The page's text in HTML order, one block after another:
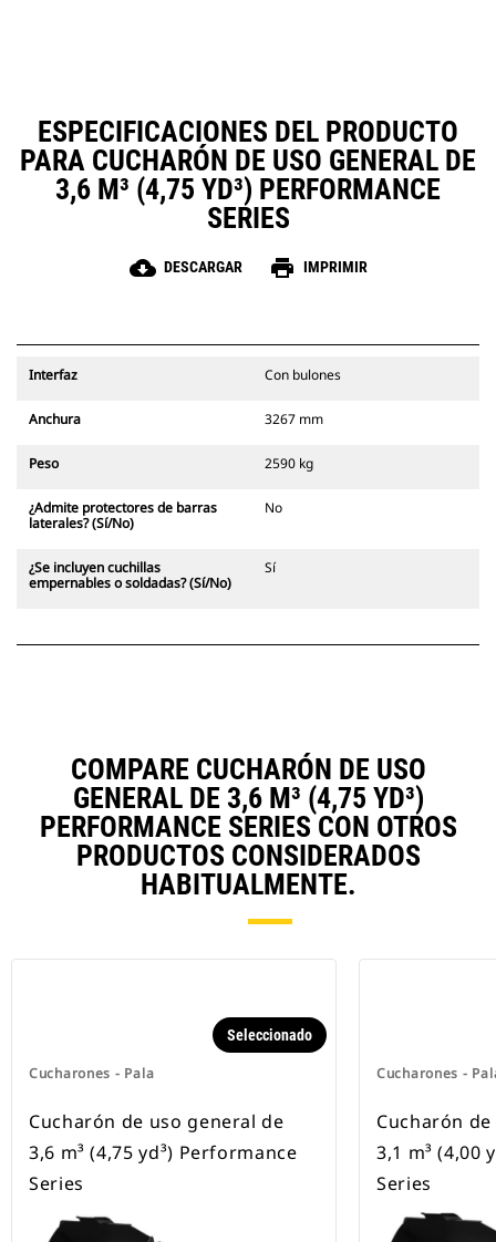
ESPECIFICACIONES DEL PRODUCTO
PARA CUCHARÓN DE USO GENERAL DE
3,6 M³ (4,75 YD³) PERFORMANCE
SERIES
cloud_download DESCARGAR print IMPRIMIR
Interfaz Con bulones
Anchura 3267 mm
Peso 2590 kg
¿Admite protectores de barras
laterales? (Sí/No)
No
¿Se incluyen cuchillas
empernables o soldadas? (Sí/No)
Sí
COMPARE CUCHARÓN DE USO
GENERAL DE 3,6 M³ (4,75 YD³)
PERFORMANCE SERIES CON OTROS
PRODUCTOS CONSIDERADOS
HABITUALMENTE.
Cucharones - Pala
Seleccionado
Cucharón de uso general de
3,6 m³ (4,75 yd³) Performance
Series
Cucharones -
Cucharón
3,1 m³ (4,00
Series